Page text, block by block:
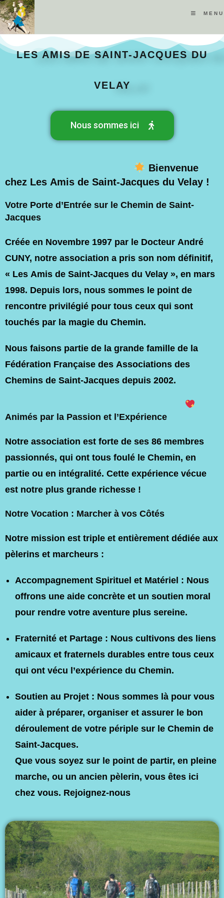
MENU
LES AMIS DE SAINT-JACQUES DU
VELAY
Nous sommes ici
Bienvenue
chez Les Amis de Saint-Jacques du Velay !
Votre Porte d’Entrée sur le Chemin de Saint-
Jacques
Créée en Novembre 1997 par le Docteur André
CUNY, notre association a pris son nom définitif,
« Les Amis de Saint-Jacques du Velay », en mars
1998. Depuis lors, nous sommes le point de
rencontre privilégié pour tous ceux qui sont
touchés par la magie du Chemin.
Nous faisons partie de la grande famille de la
Fédération Française des Associations des
Chemins de Saint-Jacques depuis 2002.
Animés par la Passion et l’Expérience
Notre association est forte de ses 86 membres
passionnés, qui ont tous foulé le Chemin, en
partie ou en intégralité. Cette expérience vécue
est notre plus grande richesse !
Notre Vocation : Marcher à vos Côtés
Notre mission est triple et entièrement dédiée aux
pèlerins et marcheurs :
Accompagnement Spirituel et Matériel : Nous
offrons une aide concrète et un soutien moral
pour rendre votre aventure plus sereine.
Fraternité et Partage : Nous cultivons des liens
amicaux et fraternels durables entre tous ceux
qui ont vécu l’expérience du Chemin.
Soutien au Projet : Nous sommes là pour vous
aider à préparer, organiser et assurer le bon
déroulement de votre périple sur le Chemin de
Saint-Jacques.
Que vous soyez sur le point de partir, en pleine
marche, ou un ancien pèlerin, vous êtes ici
chez vous. Rejoignez-nous